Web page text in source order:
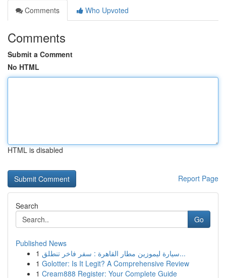
Comments
Who Upvoted
Comments
Submit a Comment
No HTML
HTML is disabled
Report Page
Search
Go
Published News
1
سيارة ليموزين مطار القاهرة : سفر فاخر تنطلق...
1 Golotter: Is It Legit? A Comprehensive Review
1 Cream888 Register: Your Complete Guide